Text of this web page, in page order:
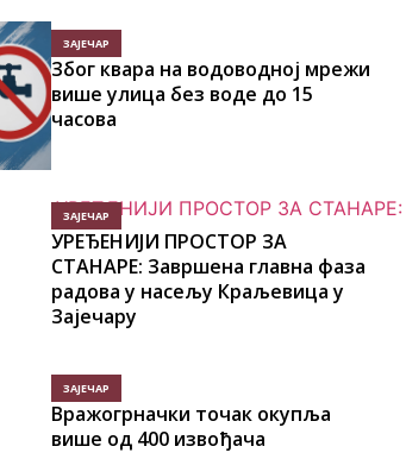
ЗАЈЕЧАР
Због квара на водоводној мрежи
више улица без воде до 15
часова
ЗАЈЕЧАР
УРЕЂЕНИЈИ ПРОСТОР ЗА
СТАНАРЕ: Завршена главна фаза
радова у насељу Краљевица у
Зајечару
ЗАЈЕЧАР
Вражогрначки точак окупља
више од 400 извођача